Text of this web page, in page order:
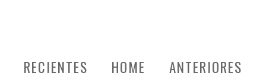
RECIENTES ANTERIORES
HOME